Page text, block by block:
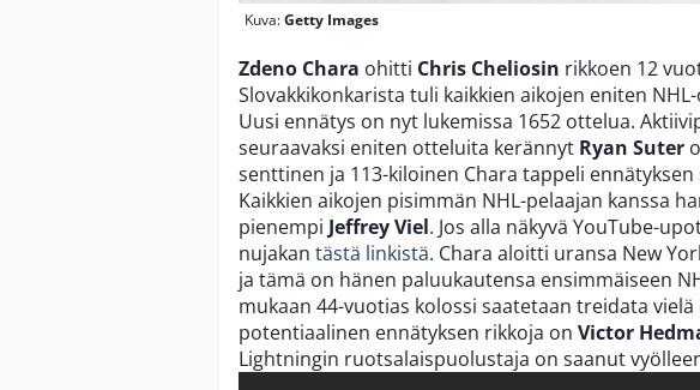
Kuva:Getty Images
Zdeno Chara ohitti Chris Cheliosin rikkoen 12
Slovakkikonkarista tuli kaikkien aikojen eniten
Uusi ennätys on nyt lukemissa 1652 ottelua.
seuraavaksi eniten otteluita kerännyt Ryan Suter
senttinen ja 113-kiloinen Chara tappeli
Kaikkien aikojen pisimmän NHL-pelaajan kanssa
pienempi Jeffrey Viel. Jos alla näkyvä YouTube-
nujakan tästä linkistä. Chara aloitti uransa New
ja tämä on hänen paluukautensa ensimmäiseen
mukaan 44-vuotias kolossi saatetaan treidata
potentiaalinen ennätyksen rikkoja on Victor
Lightningin ruotsalaispuolustaja on saanut